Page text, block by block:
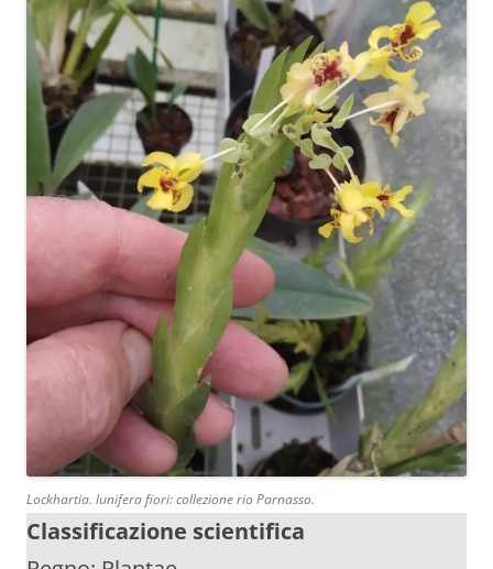
Lockhartia. lunifera fiori: collezione rio Parnasso.
Classificazione scientifica